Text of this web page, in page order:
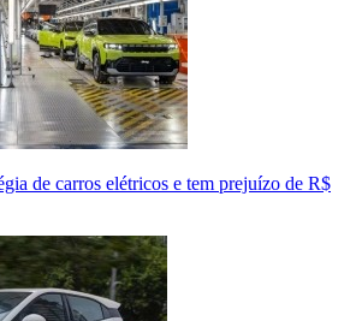
de carros elétricos e tem prejuízo de R$